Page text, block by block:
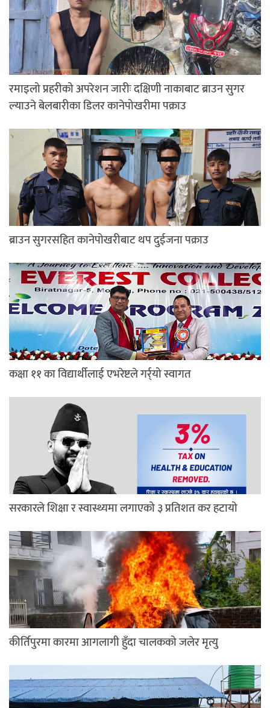
रमाइलो प्रहरीको अपरेशन जारीः दक्षिणी नाकाबाट ब्राउन सुगर
ल्याउने बेलबारीका डिलर कानेपोखरीमा पक्राउ
ब्राउन सुगरसहित कानेपोखरीबाट थप दुईजना पक्राउ
कक्षा ११ का विद्यार्थीलाई एभरेष्टले गर्र्यो स्वागत
सरकारले शिक्षा र स्वास्थ्यमा लगाएको ३ प्रतिशत कर हटायो
कीर्तिपुरमा कारमा आगलागी हुँदा चालकको जलेर मृत्यु